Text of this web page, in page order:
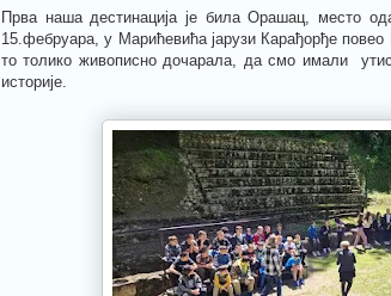
Прва наша дестинација је била Орашац, место
15.фебруара, у Марићевића јарузи Карађорђе повео
то толико живописно дочарала, да смо имали
историје.